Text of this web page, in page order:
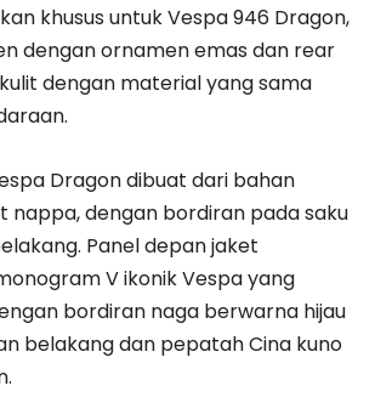
khusus untuk Vespa 946 Dragon,
dengan ornamen emas dan rear
dengan material yang sama
Dragon dibuat dari bahan
nappa, dengan bordiran pada saku
Panel depan jaket
V ikonik Vespa yang
bordiran naga berwarna hijau
belakang dan pepatah Cina kuno